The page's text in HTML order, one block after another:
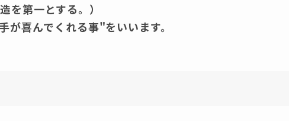
第一とする。）
喜んでくれる事"をいいます。